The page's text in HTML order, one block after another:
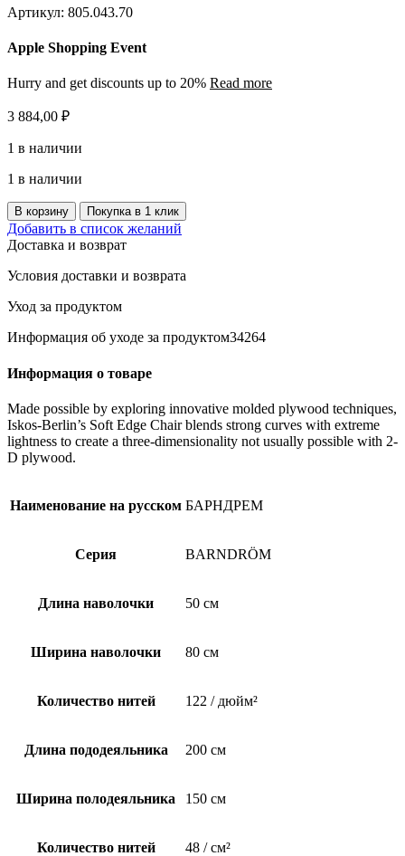
Артикул: 805.043.70
Apple Shopping Event
Hurry and get discounts up to 20% Read more
3 884,00 ₽
1 в наличии
1 в наличии
Количество
товара
BARNDROM
Пододеяльник
и
узор
белый/
150х200/50х80
В корзину Покупка в 1 клик
Добавить в список желаний
Доставка и возврат
Условия доставки и возврата
Уход за продуктом
Информация об уходе за продуктом34264
Информация о товаре
Made possible by exploring innovative molded plywood techniques,
Iskos-Berlin’s Soft Edge Chair blends strong curves with extreme
lightness to create a three-dimensionality not usually possible with 2-
D plywood.
Наименование на русском БАРНДРЕМ
Серия BARNDRÖM
Длина наволочки 50 см
Ширина наволочки 80 см
Количество нитей 122 / дюйм²
Длина пододеяльника 200 см
Ширина полодеяльника 150 см
Количество нитей 48 / см²